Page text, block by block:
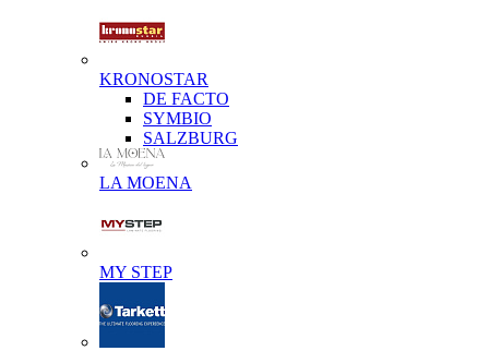
KRONOSTAR
DE FACTO
SYMBIO
SALZBURG
LA MOENA
MY STEP